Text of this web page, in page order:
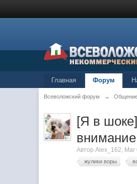
Главная Форум
Всеволожский форум →
[Я в
АвторAlex_162, Mar
жулики воры